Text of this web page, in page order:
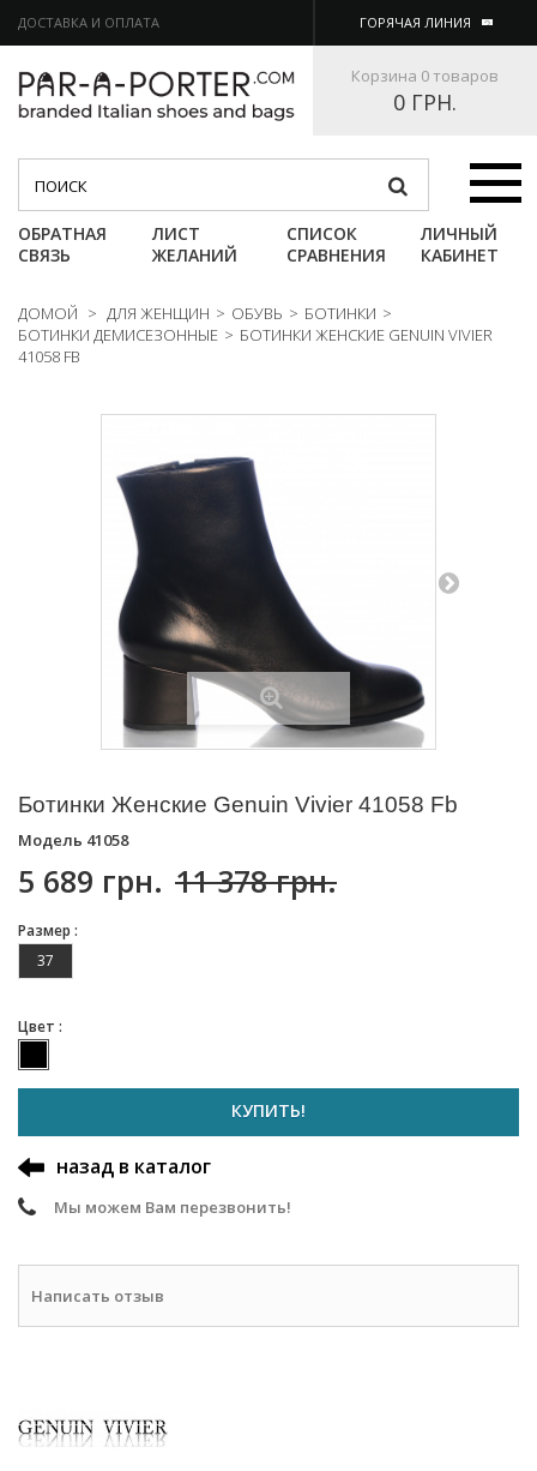
ДОСТАВКА И ОПЛАТА ГОРЯЧАЯ ЛИНИЯ
Корзина 0 товаров
0 ГРН.
Категории
ОБРАТНАЯ
СВЯЗЬ
ЛИСТ
ЖЕЛАНИЙ
СПИСОК
СРАВНЕНИЯ
ЛИЧНЫЙ
КАБИНЕТ
ДОМОЙ > ДЛЯ ЖЕНЩИН > ОБУВЬ > БОТИНКИ >
БОТИНКИ ДЕМИСЕЗОННЫЕ > БОТИНКИ ЖЕНСКИЕ GENUIN VIVIER
41058 FB
Ботинки Женские Genuin Vivier 41058 Fb
Модель 41058
5 689 грн. 11 378 грн.
Размер :
37
Цвет :
КУПИТЬ!
назад в каталог
Мы можем Вам перезвонить!
Написать отзыв